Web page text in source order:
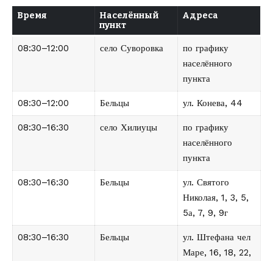
Время
Населённый
пункт
Адреса
08:30–12:00 село Суворовка
по графику
населённого
пункта
08:30–12:00 Бельцы ул. Конева, 44
08:30–16:30 село Хилиуцы
по графику
населённого
пункта
08:30–16:30 Бельцы
ул. Святого
Николая, 1, 3, 5,
5а, 7, 9, 9г
08:30–16:30 Бельцы
ул. Штефана чел
Маре, 16, 18, 22,